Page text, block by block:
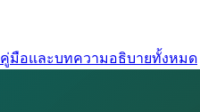
คู่มือและบทความอธิบายทั้งหมด